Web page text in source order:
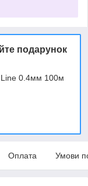
подарунок
Line 0.4мм 100м
Оплата Умови